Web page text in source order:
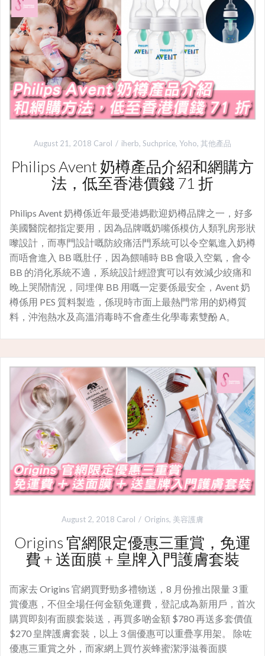
August 21, 2018 Carol iherb, Suchprice, Yoho, 其他產品
Philips Avent 奶樽產品介紹和網購方
法，低至香港價錢 71 折
Philips Avent 奶樽係近年最受港媽歡迎奶樽品牌之一，好多
美國醫院都指定要用，因為品牌嘅奶嘴係模仿人類乳房形狀
嚟設計，而專門設計嘅防絞痛活門系統可以令空氣進入奶樽
而唔會進入 BB 嘅肚仔，因為餵哺時 BB 會吸入空氣，會令
BB 的消化系統不適，系統設計經證實可以有效減少絞痛和
晚上哭鬧情況，同埋俾 BB 用嘅一定要係最安全，Avent 奶
樽係用 PES 質料製造，係現時市面上最熱門常用的奶樽質
料，沖泡熱水及高溫消毒時不會產生化學毒素雙酚 A。
August 2, 2018 Carol Origins, 美容護膚
Origins 官網限定優惠三重賞，免運
費 + 送面膜 + 皇牌入門護膚套裝
而家去 Origins 官網買野勁多禮物送，8 月份推出限量 3 重
賞優惠，不但全場任何金額免運費，登記成為新用戶，首次
購買即刻有面膜套裝送，再買多啲金額 $780 再送多套價值
$270 皇牌護膚套裝，以上 3 個優惠可以重疊享用架。 除咗
優惠三重賞之外，而家網上買竹炭蜂蜜潔淨滋養面膜